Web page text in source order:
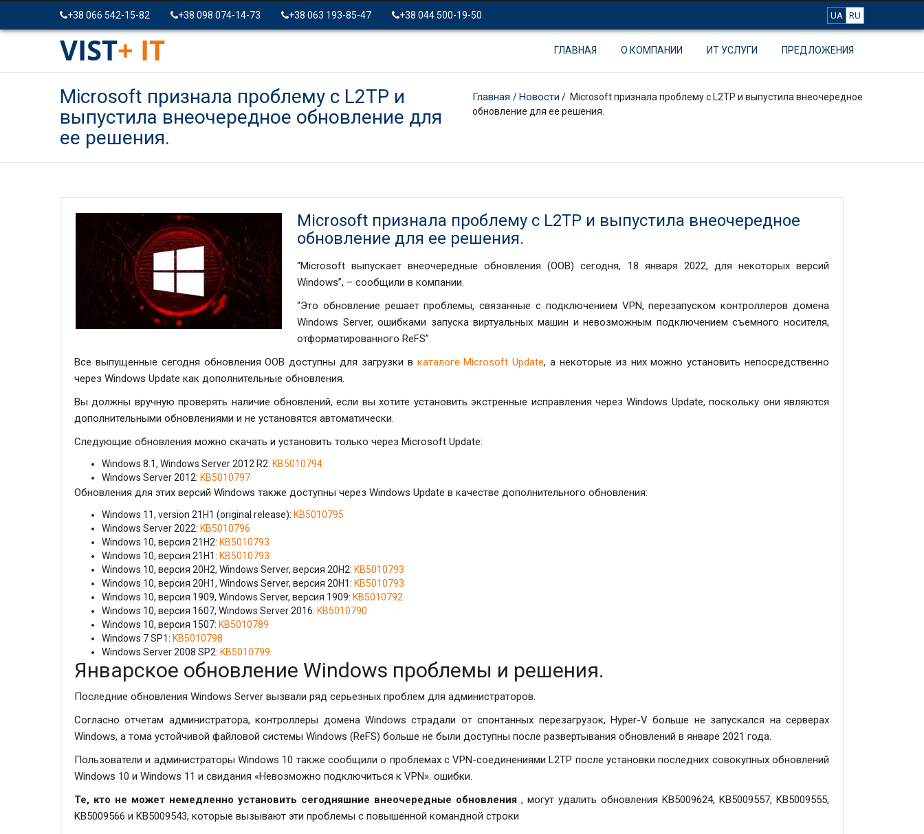
+38 066 542-15-82 +38 098 074-14-73 +38 063 193-85-47 +38 044 500-19-50 UA RU
VIST+ IT ГЛАВНАЯ О КОМПАНИИ ИТ УСЛУГИ ПРЕДЛОЖЕНИЯ
Microsoft признала проблему с L2TP и
выпустила внеочередное обновление для
ее решения.
Главная /Новости / Microsoft признала проблему с L2TP и выпустила внеочередное
обновление для ее решения.
Microsoft признала проблему с L2TP и выпустила внеочередное
обновление для ее решения.
“Microsoft выпускает внеочередные обновления (OOB) сегодня, 18 января 2022, для некоторых версий
Windows”, – сообщили в компании.
“Это обновление решает проблемы, связанные с подключением VPN, перезапуском контроллеров домена
Windows Server, ошибками запуска виртуальных машин и невозможным подключением съемного носителя,
отформатированного ReFS”.
Все выпущенные сегодня обновления OOB доступны для загрузки в каталоге Microsoft Update, а некоторые из них можно установить непосредственно
через Windows Update как дополнительные обновления.
Вы должны вручную проверять наличие обновлений, если вы хотите установить экстренные исправления через Windows Update, поскольку они являются
дополнительными обновлениями и не установятся автоматически.
Следующие обновления можно скачать и установить только через Microsoft Update:
Windows 8.1, Windows Server 2012 R2: KB5010794
Windows Server 2012: KB5010797
Обновления для этих версий Windows также доступны через Windows Update в качестве дополнительного обновления:
Windows 11, version 21H1 (original release): KB5010795
Windows Server 2022: KB5010796
Windows 10, версия 21H2: KB5010793
Windows 10, версия 21H1: KB5010793
Windows 10, версия 20H2, Windows Server, версия 20H2: KB5010793
Windows 10, версия 20H1, Windows Server, версия 20H1: KB5010793
Windows 10, версия 1909, Windows Server, версия 1909: KB5010792
Windows 10, версия 1607, Windows Server 2016: KB5010790
Windows 10, версия 1507: KB5010789
Windows 7 SP1: KB5010798
Windows Server 2008 SP2: KB5010799
Январское обновление Windows проблемы и решения.
Последние обновления Windows Server вызвали ряд серьезных проблем для администраторов.
Согласно отчетам администратора, контроллеры домена Windows страдали от спонтанных перезагрузок, Hyper-V больше не запускался на серверах
Windows, а тома устойчивой файловой системы Windows (ReFS) больше не были доступны после развертывания обновлений в январе 2021 года.
Пользователи и администраторы Windows 10 также сообщили о проблемах с VPN-соединениями L2TP после установки последних совокупных обновлений
Windows 10 и Windows 11 и свидания «Невозможно подключиться к VPN». ошибки.
Те, кто не может немедленно установить сегодняшние внеочередные обновления , могут удалить обновления KB5009624, KB5009557, KB5009555,
KB5009566 и KB5009543, которые вызывают эти проблемы с повышенной командной строки